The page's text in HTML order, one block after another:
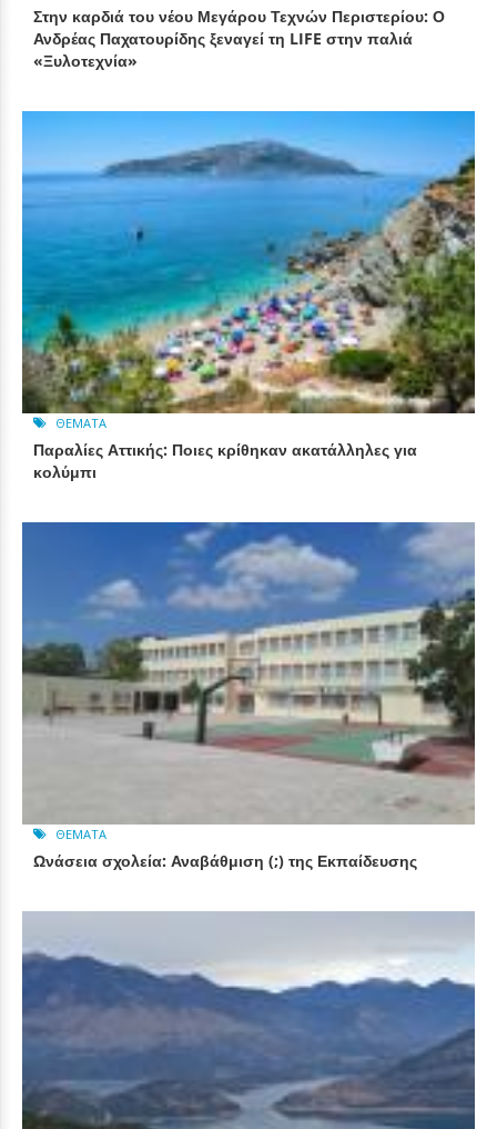
Στην καρδιά του νέου Μεγάρου Τεχνών Περιστερίου: Ο
Ανδρέας Παχατουρίδης ξεναγεί τη LIFE στην παλιά
«Ξυλοτεχνία»
ΘΈΜΑΤΑ
Παραλίες Αττικής: Ποιες κρίθηκαν ακατάλληλες για
κολύμπι
ΘΈΜΑΤΑ
Ωνάσεια σχολεία: Αναβάθμιση (;) της Εκπαίδευσης